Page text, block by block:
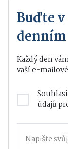
Buďte
Každý den
vaší e-
údajů